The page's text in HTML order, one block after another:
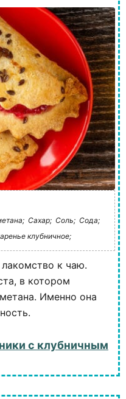
Сахар; Соль; Сода;
клубничное;
к чаю.
в котором
Именно она
с клубничным